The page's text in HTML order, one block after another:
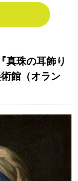
真珠の耳飾り
館（オラン